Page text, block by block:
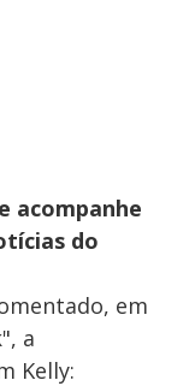
acompanhe
do
em
a
Kelly: